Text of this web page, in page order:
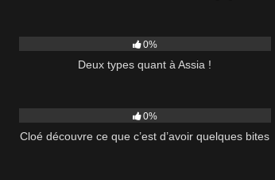
0%
Deux types quant à Assia !
0%
Cloé découvre ce que c’est d’avoir quelques bites